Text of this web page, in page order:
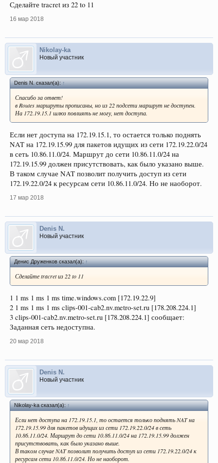
Сделайте tracret из 22 to 11
16 мар 2018
Nikolay-ka
Новый участник
Denis N. сказал(а):↑
Спасибо за ответ!
в Routes маршруты прописаны, но из 22 подсети маршрут не доступен.
На 172.19.15.1 шлюз повлиять не могу, нет доступа.
Если нет доступа на 172.19.15.1, то остается только поднять
NAT на 172.19.15.99 для пакетов идущих из сети 172.19.22.0/24
в сеть 10.86.11.0/24. Маршрут до сети 10.86.11.0/24 на
172.19.15.99 должен присутствовать, как было указано выше.
В таком случае NAT позволит получить доступ из сети
172.19.22.0/24 к ресурсам сети 10.86.11.0/24. Но не наоборот.
17 мар 2018
Denis N.
Новый участник
Денис Друженков сказал(а):↑
Сделайте tracret из 22 to 11
1 1 ms 1 ms 1 ms time.windows.com [172.19.22.9]
2 1 ms 1 ms 1 ms clips-001-cab2.nv.metro-set.ru [178.208.224.1]
3 clips-001-cab2.nv.metro-set.ru [178.208.224.1] сообщает:
Заданная сеть недоступна.
20 мар 2018
Denis N.
Новый участник
Nikolay-ka сказал(а):↑
Если нет доступа на 172.19.15.1, то остается только поднять NAT на
172.19.15.99 для пакетов идущих из сети 172.19.22.0/24 в сеть
10.86.11.0/24. Маршрут до сети 10.86.11.0/24 на 172.19.15.99 должен
присутствовать, как было указано выше.
В таком случае NAT позволит получить доступ из сети 172.19.22.0/24 к
ресурсам сети 10.86.11.0/24. Но не наоборот.